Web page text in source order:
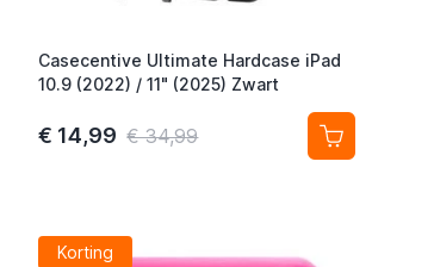
Casecentive Ultimate Hardcase iPad
10.9 (2022) / 11" (2025) Zwart
€ 14,99 € 34,99
Korting